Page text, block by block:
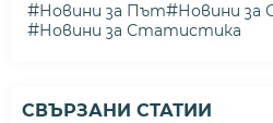
#Новини за Път#Новини за
#Новини за Статистика
СВЪРЗАНИ СТАТИИ